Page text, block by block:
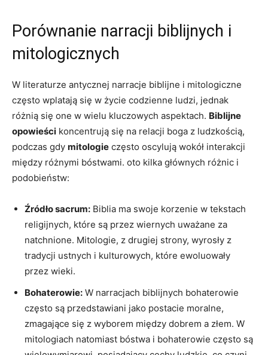
Porównanie narracji biblijnych i
mitologicznych
W literaturze antycznej narracje biblijne i mitologiczne
często wplatają się w życie codzienne ludzi, jednak
różnią się one w wielu kluczowych aspektach. Biblijne
opowieści koncentrują się na relacji boga z ludzkością,
podczas gdy mitologie często oscylują wokół interakcji
między różnymi bóstwami. oto kilka głównych różnic i
podobieństw:
Źródło sacrum: Biblia ma swoje korzenie w tekstach
religijnych, które są przez wiernych uważane za
natchnione. Mitologie, z drugiej strony, wyrosły z
tradycji ustnych i kulturowych, które ewoluowały
przez wieki.
Bohaterowie: W narracjach biblijnych bohaterowie
często są przedstawiani jako postacie moralne,
zmagające się z wyborem między dobrem a złem. W
mitologiach natomiast bóstwa i bohaterowie często są